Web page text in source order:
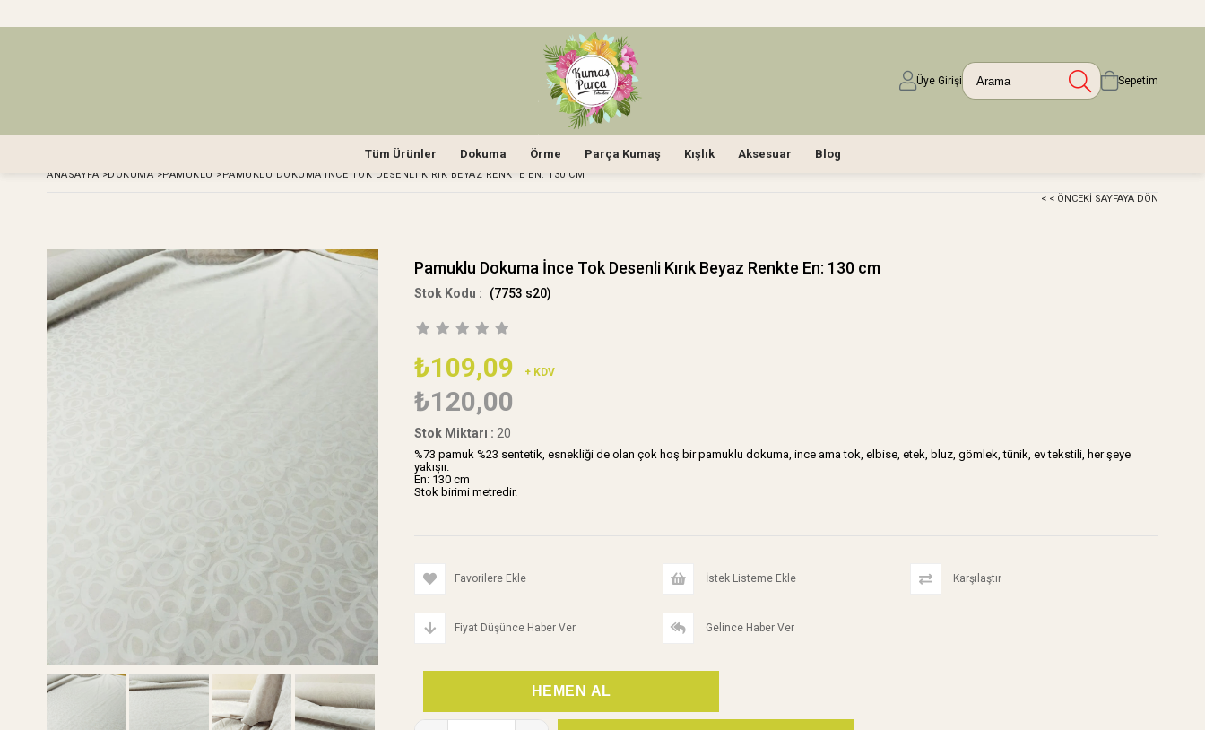
Üye Girişi Sepetim
Tüm Ürünler Dokuma Örme Parça Kumaş Kışlık Aksesuar Blog
ANASAYFA >DOKUMA >PAMUKLU >PAMUKLU DOKUMA İNCE TOK DESENLI KIRIK BEYAZ RENKTE EN: 130 CM
< < ÖNCEKI SAYFAYA DÖN
Pamuklu Dokuma İnce Tok Desenli Kırık Beyaz Renkte En: 130 cm
(7753 s20)
₺109,09 + KDV
₺120,00
Stok Miktarı : 20
%73 pamuk %23 sentetik, esnekliği de olan çok hoş bir pamuklu dokuma, ince ama tok, elbise, etek, bluz, gömlek, tünik, ev tekstili, her şeye
yakışır.
En: 130 cm
Stok birimi metredir.
Favorilere Ekle İstek Listeme Ekle Karşılaştır
Fiyat Düşünce Haber Ver Gelince Haber Ver